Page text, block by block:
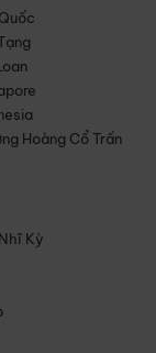
Hoàng Cổ Trấn
Kỳ